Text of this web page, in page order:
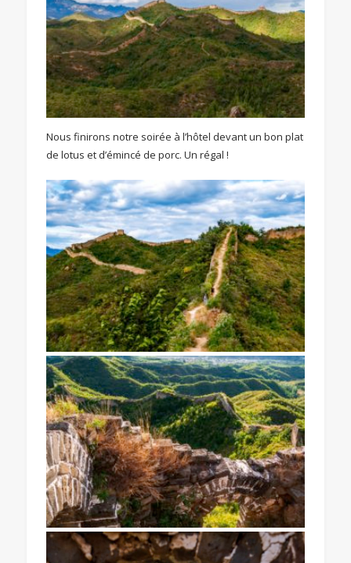
Nous finirons notre soirée à l’hôtel devant un bon plat
de lotus et d’émincé de porc. Un régal !